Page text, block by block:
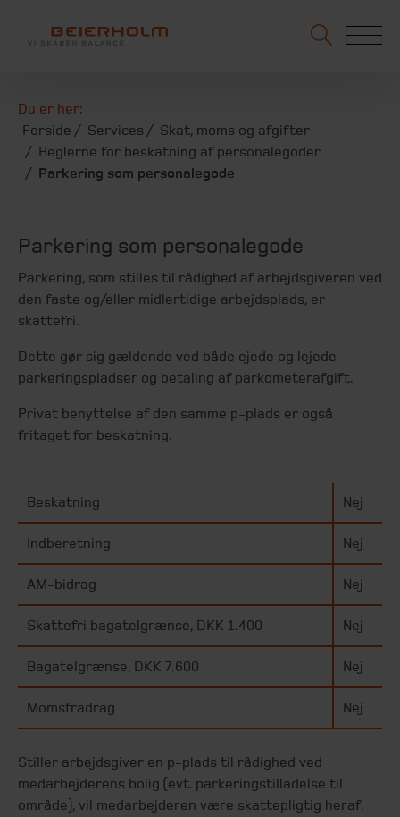
Du er her:
Forside
Services
Skat, moms og afgifter
Reglerne for beskatning af personalegoder
Parkering som personalegode
Parkering som personalegode
Parkering, som stilles til rådighed af arbejdsgiveren ved
den faste og/eller midlertidige arbejdsplads, er
skattefri.
Dette gør sig gældende ved både ejede og lejede
parkeringspladser og betaling af parkometerafgift.
Privat benyttelse af den samme p-plads er også
fritaget for beskatning.
Beskatning Nej
Indberetning Nej
AM-bidrag Nej
Skattefri bagatelgrænse, DKK 1.400 Nej
Bagatelgrænse, DKK 7.600 Nej
Momsfradrag Nej
Stiller arbejdsgiver en p-plads til rådighed ved
medarbejderens bolig (evt. parkeringstilladelse til
område), vil medarbejderen være skattepligtig heraf.